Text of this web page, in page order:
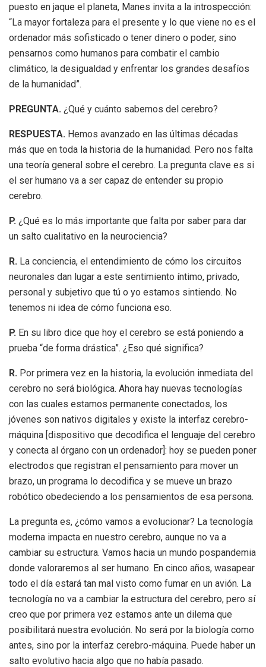
puesto en jaque el planeta, Manes invita a la introspección:
“La mayor fortaleza para el presente y lo que viene no es el
ordenador más sofisticado o tener dinero o poder, sino
pensarnos como humanos para combatir el cambio
climático, la desigualdad y enfrentar los grandes desafíos
de la humanidad”.
PREGUNTA. ¿Qué y cuánto sabemos del cerebro?
RESPUESTA. Hemos avanzado en las últimas décadas
más que en toda la historia de la humanidad. Pero nos falta
una teoría general sobre el cerebro. La pregunta clave es si
el ser humano va a ser capaz de entender su propio
cerebro.
P. ¿Qué es lo más importante que falta por saber para dar
un salto cualitativo en la neurociencia?
R. La conciencia, el entendimiento de cómo los circuitos
neuronales dan lugar a este sentimiento íntimo, privado,
personal y subjetivo que tú o yo estamos sintiendo. No
tenemos ni idea de cómo funciona eso.
P. En su libro dice que hoy el cerebro se está poniendo a
prueba “de forma drástica”. ¿Eso qué significa?
R. Por primera vez en la historia, la evolución inmediata del
cerebro no será biológica. Ahora hay nuevas tecnologías
con las cuales estamos permanente conectados, los
jóvenes son nativos digitales y existe la interfaz cerebro-
máquina [dispositivo que decodifica el lenguaje del cerebro
y conecta al órgano con un ordenador]: hoy se pueden poner
electrodos que registran el pensamiento para mover un
brazo, un programa lo decodifica y se mueve un brazo
robótico obedeciendo a los pensamientos de esa persona.
La pregunta es, ¿cómo vamos a evolucionar? La tecnología
moderna impacta en nuestro cerebro, aunque no va a
cambiar su estructura. Vamos hacia un mundo pospandemia
donde valoraremos al ser humano. En cinco años, wasapear
todo el día estará tan mal visto como fumar en un avión. La
tecnología no va a cambiar la estructura del cerebro, pero sí
creo que por primera vez estamos ante un dilema que
posibilitará nuestra evolución. No será por la biología como
antes, sino por la interfaz cerebro-máquina. Puede haber un
salto evolutivo hacia algo que no había pasado.